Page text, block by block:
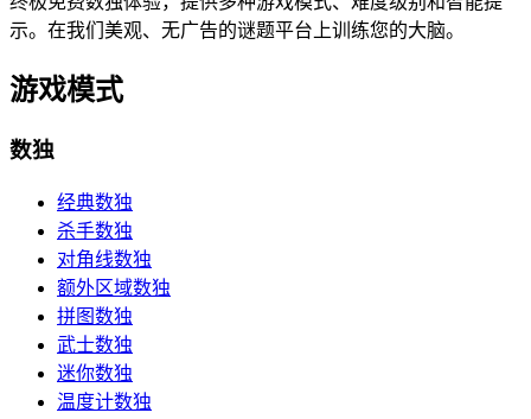
示。在我们美观、无广告的谜题平台上训练您的大脑。
游戏模式
数独
经典数独
杀手数独
对角线数独
额外区域数独
拼图数独
武士数独
迷你数独
温度计数独